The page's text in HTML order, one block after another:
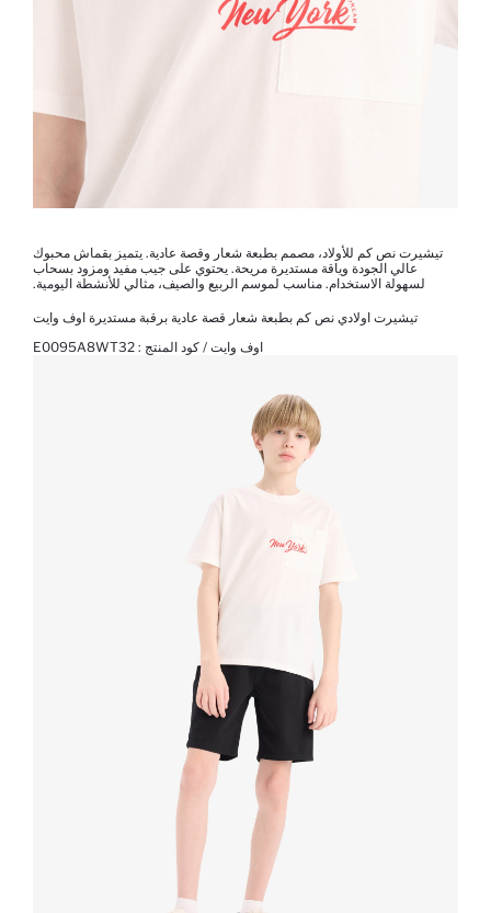
تيشيرت نص كم للأولاد، مصمم بطبعة شعار وقصة عادية. يتميز بقماش محبوك
عالي الجودة وياقة مستديرة مريحة. يحتوي على جيب مفيد ومزود بسحاب
لسهولة الاستخدام. مناسب لموسم الربيع والصيف، مثالي للأنشطة اليومية.
تيشيرت اولادي نص كم بطبعة شعار قصة عادية برقبة مستديرة اوف وايت
اوف وايت / كود المنتج : E0095A8WT32